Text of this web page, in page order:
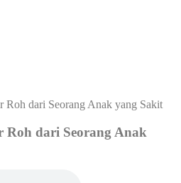
Roh dari Seorang Anak yang Sakit
Roh dari Seorang Anak